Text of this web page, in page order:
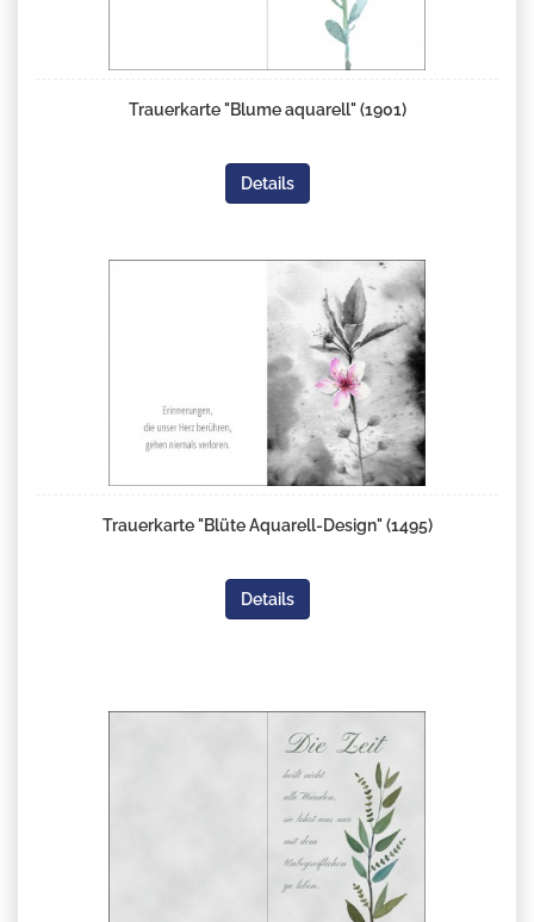
Trauerkarte "Blume aquarell" (1901)
Details
Trauerkarte "Blüte Aquarell-Design" (1495)
Details